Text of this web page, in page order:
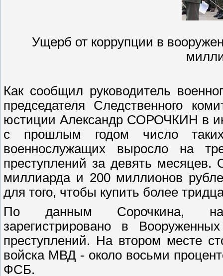
Ущерб от коррупции в
Как сообщил руководитель
председателя Следственного
юстиции Александр СОРОЧКИН в
с прошлым годом число таких
военнослужащих выросло на
преступлений за девять
миллиарда и 200 миллионов
для того, чтобы купить более
По данным Сорочкина,
зарегистрировано в
преступлений. На втором месте
войска МВД - около восьми
ФСБ.